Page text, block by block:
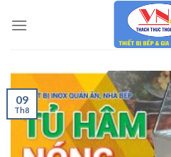
09
Th8